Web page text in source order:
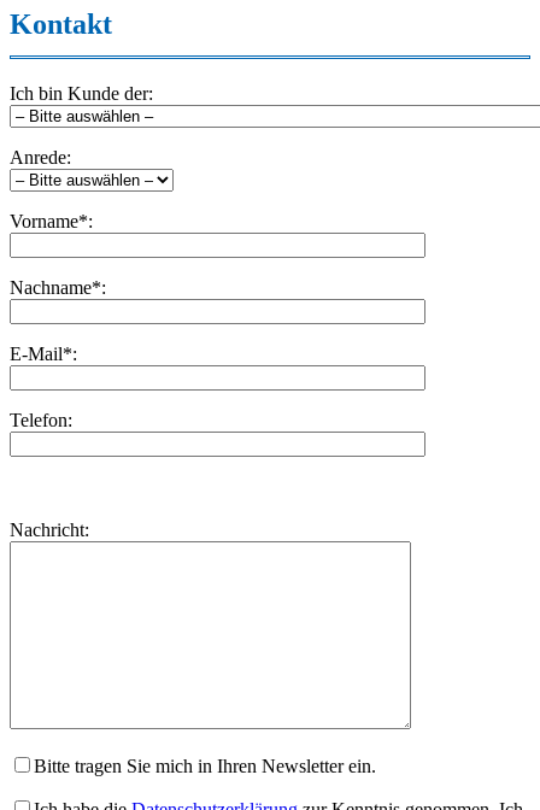
Kontakt
Ich bin Kunde der:
Anrede:
Vorname*:
Nachname*:
E-Mail*:
Telefon:
dieses
lasse
Nachricht:
Bitte tragen Sie mich in Ihren Newsletter ein.